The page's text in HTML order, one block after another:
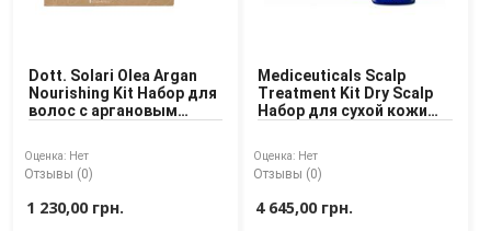
Dott. Solari Olea Argan
Nourishing Kit Набор для
волос с аргановым
Оценка: Нет
Отзывы (0)
1 230,00 грн.
Mediceuticals Scalp
Treatment Kit Dry Scalp
Набор для сухой кожи
Оценка: Нет
Отзывы (0)
4 645,00 грн.